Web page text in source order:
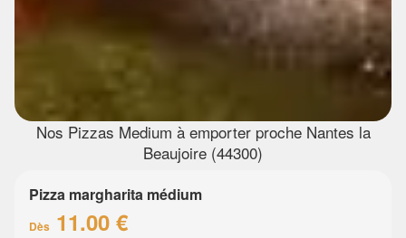
Nos Pizzas Medium à emporter proche Nantes la
Beaujoire (44300)
Pizza margharita médium
Dès 11.00 €